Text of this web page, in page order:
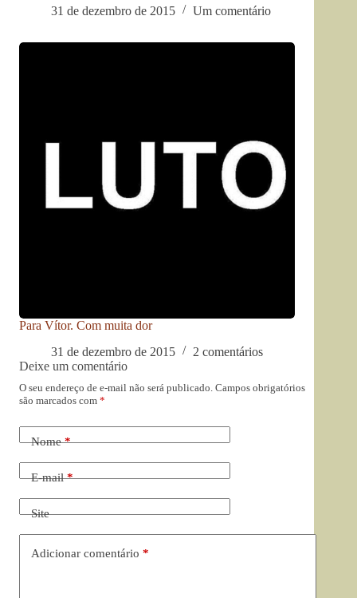
31 de dezembro de 2015
Um comentário
Para Vítor. Com muita dor
31 de dezembro de 2015
2 comentários
Deixe um comentário
O seu endereço de e-mail não será publicado. Campos obrigatórios
são marcados com *
Nome*
E-mail*
Site
Adicionar comentário *